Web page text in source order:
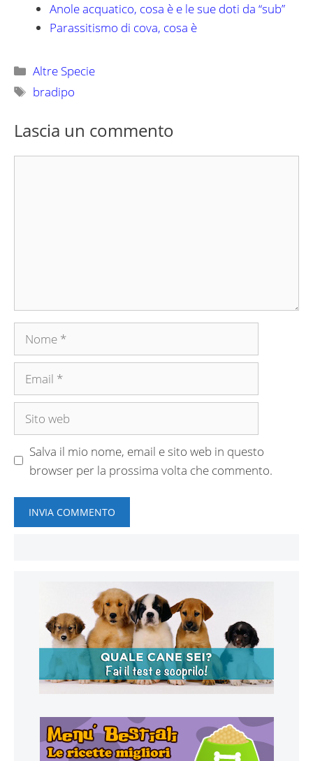
Anole acquatico, cosa è e le sue doti da “sub”
Parassitismo di cova, cosa è
Categorie
Altre Specie
Tag
bradipo
Lascia un commento
Nome
Email
Sito
Salva il mio nome, email e sito web in questo
browser per la prossima volta che commento.